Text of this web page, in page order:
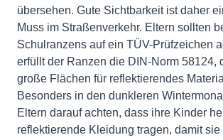
übersehen. Gute Sichtbarkeit ist daher
Muss im Straßenverkehr. Eltern sollten
Schulranzens auf ein TÜV-Prüfzeichen
erfüllt der Ranzen die DIN-Norm 58124,
große Flächen für reflektierendes
Besonders in den dunkleren
Eltern darauf achten, dass ihre Kinder
reflektierende Kleidung tragen, damit